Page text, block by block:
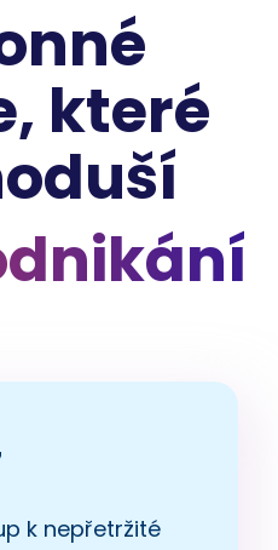
které
k nepřetržité